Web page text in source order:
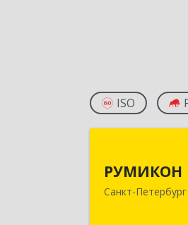
ISO
РУМИКОН
Санкт-Петербург